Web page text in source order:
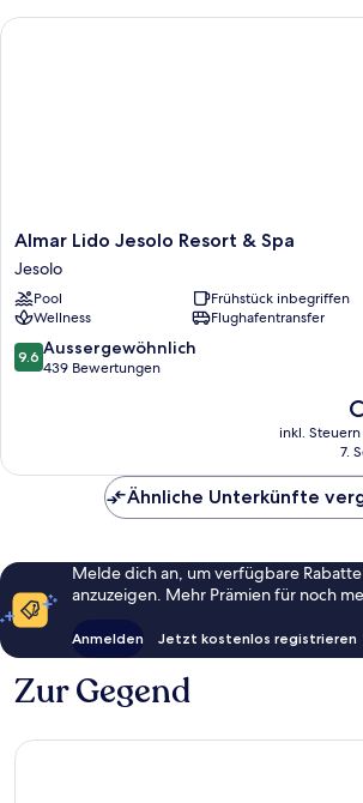
Almar
Lido
Jesolo
Resort
&
Spa
Jesolo
Almar Lido Jesolo Resort & Spa
Jesolo
Pool
Frühstück inbegriffen
Wellness
Flughafentransfer
9.6
von
9.6 Aussergewöhnlich
439 Bewertungen
inkl.
7.
Almar Lido Jesolo Resort & Spa
Ähnliche Unterkünfte
Melde dich an, um verfügbare
anzuzeigen. Mehr Prämien für noch
Anmelden Jetzt kostenlos registrieren
Zur Gegend